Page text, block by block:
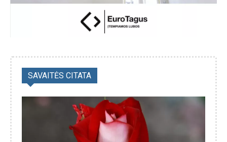
SAVAITĖS CITATA